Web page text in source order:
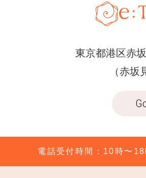
東京都港区赤
（赤坂
電話受付時間：10時〜